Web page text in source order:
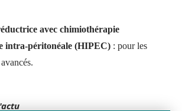
avec chimiothérapie
intra-péritonéale (HIPEC) : pour les